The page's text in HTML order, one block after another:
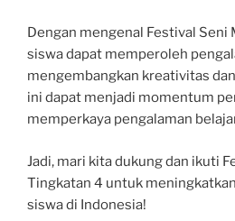
Dengan mengenal Festival Seni
siswa dapat memperoleh
mengembangkan kreativitas
ini dapat menjadi momentum
memperkaya pengalaman
Jadi, mari kita dukung dan ikuti
Tingkatan 4 untuk
siswa di Indonesia!